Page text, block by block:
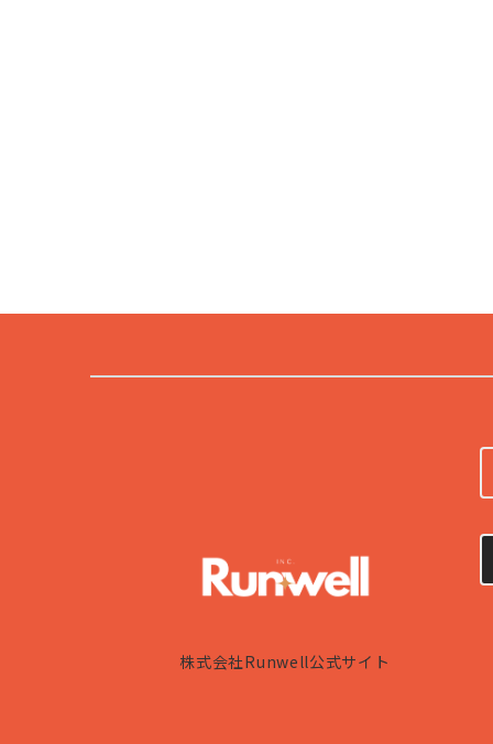
株式会社Runwell公式サイト